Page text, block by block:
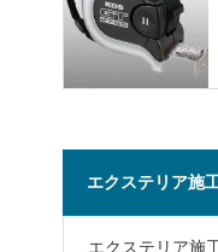
エクステリア施
エクステリア施